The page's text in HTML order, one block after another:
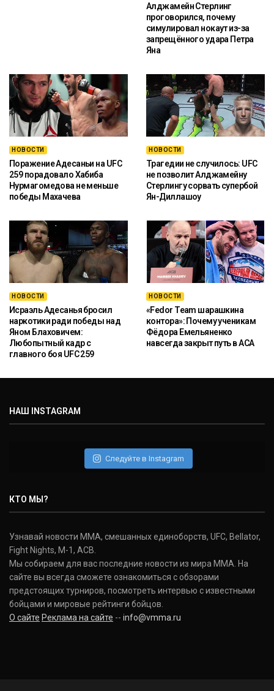
Алджамейн Стерлинг
проговорился, почему
симулировал нокаут из-за
запрещённого удара Петра
Яна
НОВОСТИ
Поражение Адесаньи на UFC
259 порадовало Хабиба
Нурмагомедова не меньше
победы Махачева
НОВОСТИ
Трагедии не случилось: UFC
не позволит Алджамейну
Стерлингу сорвать супербой
Ян-Диллашоу
НОВОСТИ
Исраэль Адесанья бросил
наркотики ради победы над
Яном Блаховичем:
Любопытный кадр с
главного боя UFC 259
НОВОСТИ
«Fedor Team шарашкина
контора»: Почему ученикам
Фёдора Емельяненко
навсегда закрыт путь в ACA
НАШ INSTAGRAM
Следуйте в Instagram
КТО МЫ?
Узнавай новости ММА, смешанных единоборств, UFC, Bellator,
Fight Nights, M-1, ACB.
Мы собираем для вас последние новости из мира ММА. На
сайте вы всегда сможете ознакомиться с обзорами
предстоящих турниров, посмотреть интервью с известными
бойцами и мировые рейтинги бойцов.
О сайте Реклама на сайте -- info@vmma.ru